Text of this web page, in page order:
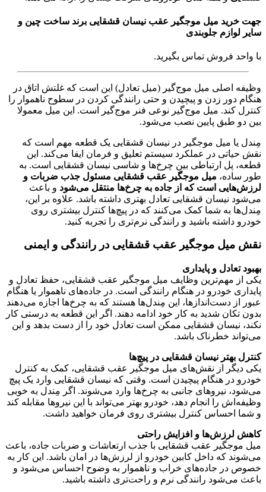
میل موجگیر عقب نیسان قشقایی برند ساخت چین و
جلوبندی
فروش تماس بگیرید.
اصلی میل موج‌گیر (میل تعادل) این است که غلتش اتاق در
دور زدن و پیچیدن و حتی رانندگی کردن در سطوح ناهموار را
کند. میل موج‌گیر نوعی فنر موج‌گیر است. این میل معمولا
طبق پایین نصب می‌شود.
یا میل موجگیر در نیسان قشقایی یک قطعه مهم است که
در عملکرد سیستم تعلیق و فرمان ایفا می‌کند. این
پل ارتباطی بین چرخ‌ها و شاسی نیسان قشقایی است. به
میل موجگیر عقب قشقایی مسئول جذب ضربات و
است که از جاده به چرخ‌ها منتقل می‌شودو باعث
نیسان قشقایی تعادل بهتری داشته باشد. علاوه بر این،
به شما کمک می‌کنند که در پیچ‌ها کنترل بیشتری روی
داشته باشید و رانندگی نرم‌تری را تجربه کنید.
موجگیر عقب قشقایی در رانندگی و ایمنی
تعادل و پایداری
مهم‌ترین وظایف میل موجگیر عقب قشقایی، حفظ تعادل و
خودرو در هنگام رانندگی است. در جاده‌های ناهموار یا هنگام
دست‌اندازها، این مِندل‌ها هستند که به چرخ‌ها اجازه می‌دهند
شدید به کار خود ادامه دهند. اگر این قطعه به درستی کار
نیسان قشقایی ممکن است تعادل خود را از دست بدهد و این
خطرناک باشد.
بهتر نیسان قشقایی در پیچ‌ها
از نقش‌های میل موجگیر عقب قشقایی، کمک به کنترل
در هنگام پیچیدن است. وقتی که نیسان قشقایی وارد یک پیچ
نیروهای جانبی به چرخ‌ها وارد می‌شوند. اگر مِندل به خوبی
را انجام دهد، خودرو بهتر می‌تواند با این نیروها مقابله کند
احساس کنترل بیشتری روی فرمان خواهید داشت.
لرزش‌ها و افزایش راحتی
عقب قشقایی با جذب ارتعاشات و ضربات جاده، باعث
که داخل کابین خودرو از لرزش‌ها در امان باشد. این کار به
در جاده‌های خراب و ناهموار به وضوح احساس می‌شود و
می‌شود رانندگی نرم و راحت‌تری داشته باشید.